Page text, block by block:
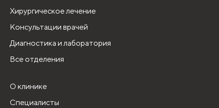
Хирургическое лечение
Консультации врачей
Диагностика и лаборатория
Все отделения
О клинике
Специалисты